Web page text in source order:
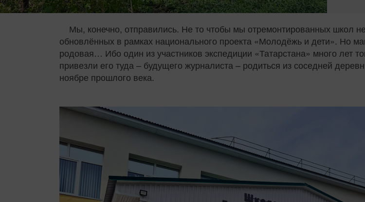
Мы, конечно, отправились. Не то чтобы мы отремонтированных школ
обновлённых в рамках национального проекта «Молодёжь и дети». Но
родовая… Ибо один из участников экспедиции «Татарстана» много лет
привезли его туда – будущего журналиста – родиться из соседней
ноябре прошлого века.